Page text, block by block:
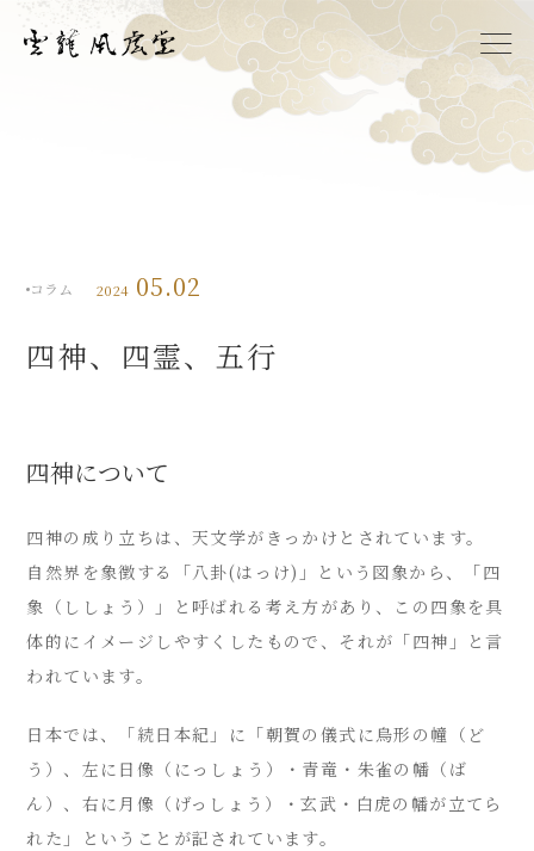
Gallery
Contact
コラム 2024 05.02
四神、四霊、五行
四神について
四神の成り立ちは、天文学がきっかけとされています。
自然界を象徴する「八卦(はっけ)」という図象から、「四
象（ししょう）」と呼ばれる考え方があり、この四象を具
体的にイメージしやすくしたもので、それが「四神」と言
われています。
日本では、「続日本紀」に「朝賀の儀式に烏形の幢（ど
う）、左に日像（にっしょう）・青竜・朱雀の幡（ば
ん）、右に月像（げっしょう）・玄武・白虎の幡が立てら
れた」ということが記されています。